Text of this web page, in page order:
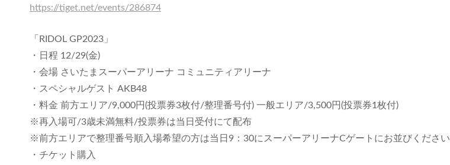
https://tiget.net/events/286874
「RIDOL GP2023」
・日程 12/29(金)
・会場 さいたまスーパーアリーナ コミュニティアリーナ
・スペシャルゲスト AKB48
・料金 前方エリア/9,000円(投票券3枚付/整理番号付) 一般エリア/3,500円(投票券1枚付)
※再入場可/3歳未満無料/投票券は当日受付にて配布
※前方エリアで整理番号順入場希望の方は当日9：30にスーパーアリーナCゲートにお並びください
・チケット購入